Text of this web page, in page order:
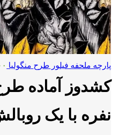
پارچه ملحفه فیلور طرح منگولیا
کشدوز آماده
نفره با یک